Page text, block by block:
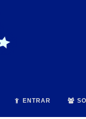
ENTRAR